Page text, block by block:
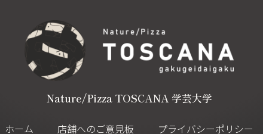
Nature/Pizza TOSCANA 学芸大学
ホーム 店舗へのご意見板 プライバシーポリシー